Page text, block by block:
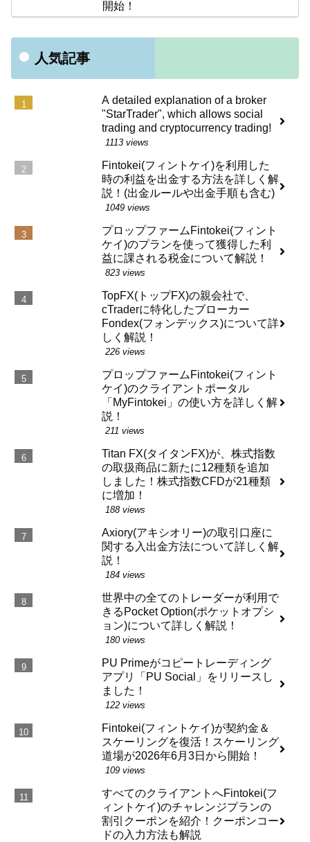
開始！
人気記事
A detailed explanation of a broker
"StarTrader", which allows social
trading and cryptocurrency trading!
1113 views
Fintokei(フィントケイ)を利用した
時の利益を出金する方法を詳しく解
説！(出金ルールや出金手順も含む)
1049 views
プロップファームFintokei(フィント
ケイ)のプランを使って獲得した利
益に課される税金について解説！
823 views
TopFX(トップFX)の親会社で、
cTraderに特化したブローカー
Fondex(フォンデックス)について詳
しく解説！
226 views
プロップファームFintokei(フィント
ケイ)のクライアントポータル
「MyFintokei」の使い方を詳しく解
説！
211 views
Titan FX(タイタンFX)が、株式指数
の取扱商品に新たに12種類を追加
しました！株式指数CFDが21種類
に増加！
188 views
Axiory(アキシオリー)の取引口座に
関する入出金方法について詳しく解
説！
184 views
世界中の全てのトレーダーが利用で
きるPocket Option(ポケットオプシ
ョン)について詳しく解説！
180 views
PU Primeがコピートレーディング
アプリ「PU Social」をリリースし
ました！
122 views
Fintokei(フィントケイ)が契約金＆
スケーリングを復活！スケーリング
道場が2026年6月3日から開始！
109 views
すべてのクライアントへFintokei(フ
ィントケイ)のチャレンジプランの
割引クーポンを紹介！クーポンコー
ドの入力方法も解説